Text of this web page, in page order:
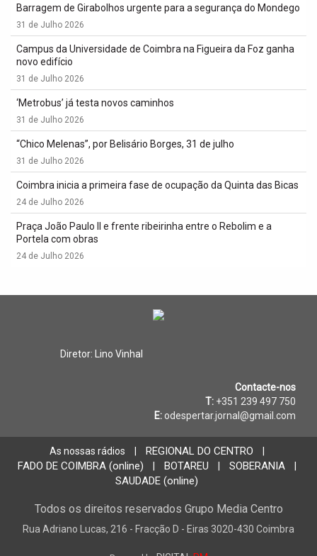
Barragem de Girabolhos urgente para a segurança do Mondego
31 de Julho 2026
Campus da Universidade de Coimbra na Figueira da Foz ganha
novo edifício
31 de Julho 2026
‘Metrobus’ já testa novos caminhos
31 de Julho 2026
“Chico Melenas”, por Belisário Borges, 31 de julho
31 de Julho 2026
Coimbra inicia a primeira fase de ocupação da Quinta das Bicas
24 de Julho 2026
Praça João Paulo II e frente ribeirinha entre o Rebolim e a
Portela com obras
24 de Julho 2026
Diretor: Lino Vinhal
Contacte-nos
T: +351 239 497 750
E: odespertar.jornal@gmail.com
As nossas rádios REGIONAL DO CENTRO
FADO DE COIMBRA (online) BOTAREU SOBERANIA
SAUDADE (online)
Todos os direitos reservados Grupo Media Centro
Rua Adriano Lucas, 216 - Fracção D - Eiras 3020-430 Coimbra